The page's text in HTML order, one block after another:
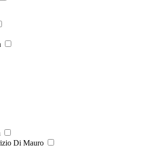
Di Mauro